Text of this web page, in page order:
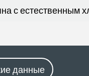
с естественным
данные